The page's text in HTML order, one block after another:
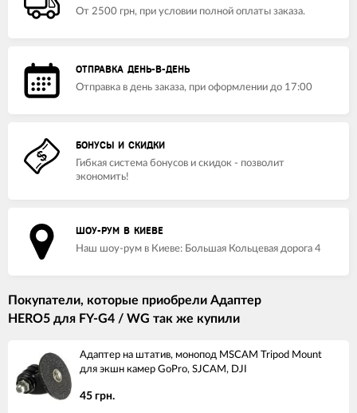
От 2500 грн, при условии полной оплаты заказа.
ОТПРАВКА ДЕНЬ-В-ДЕНЬ
Отправка в день заказа, при оформлении до 17:00
БОНУСЫ И СКИДКИ
Гибкая система бонусов и скидок - позволит
экономить!
ШОУ-РУМ В КИЕВЕ
Наш шоу-рум в Киеве: Большая Кольцевая дорога 4
Покупатели, которые приобрели Адаптер
HERO5 для FY-G4 / WG так же купили
Адаптер на штатив, монопод MSCAM Tripod Mount
для экшн камер GoPro, SJCAM, DJI
45 грн.